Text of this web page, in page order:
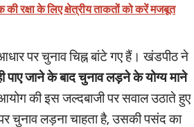
रक्षा के लिए क्षेत्रीय ताकतों को करें मजबूत
पर चुनाव चिह्न बांटे गए हैं। खंडपीठ ने
पाए जाने के बाद चुनाव लड़ने के योग्य माने
की इस जल्दबाजी पर सवाल उठाते हुए
चुनाव लड़ना चाहता है, उसकी पसंद का